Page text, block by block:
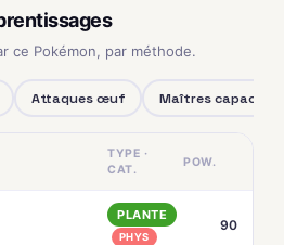
ce Pokémon, par méthode.
Attaques œuf Maîtres capacités
TYPE ·
CAT.
POW.
PLANTE
PHYS
90